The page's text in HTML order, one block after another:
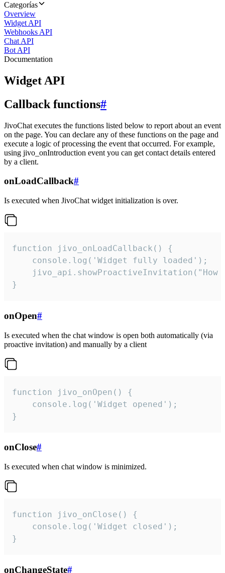
Categorías
Overview
Widget API
Webhooks API
Chat API
Bot API
Documentation
Widget API
Callback functions#
JivoChat executes the functions listed below to report about an event
on the page. You can declare any of these functions on the page and
execute a logic of processing the event that occurred. For example,
using jivo_onIntroduction event you can get contact details entered
by a client.
onLoadCallback#
Is executed when JivoChat widget initialization is over.
function jivo_onLoadCallback() {
    console.log('Widget fully loaded');
jivo_api.showProactiveInvitation("How
}
onOpen#
Is executed when the chat window is open both automatically (via
proactive invitation) and manually by a client
function jivo_onOpen() {
    console.log('Widget opened');
}
onClose#
Is executed when chat window is minimized.
function jivo_onClose() {
    console.log('Widget closed');
}
onChangeState#